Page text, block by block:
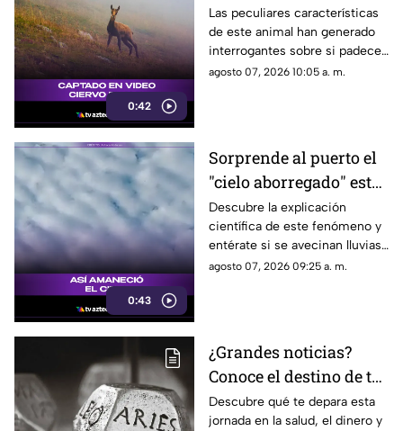
0:42
que causa asombro en
redes sociales
Las peculiares características
de este animal han generado
interrogantes sobre si padece
una malformación congénita.
agosto 07, 2026 10:05 a. m.
0:43
Sorprende al puerto el
"cielo aborregado" este
viernes: ¿Qué nos
espera en el clima?
Descubre la explicación
científica de este fenómeno y
entérate si se avecinan lluvias
o buen tiempo.
agosto 07, 2026 09:25 a. m.
¿Grandes noticias?
Conoce el destino de tu
signo para este viernes
Descubre qué te depara esta
jornada en la salud, el dinero y